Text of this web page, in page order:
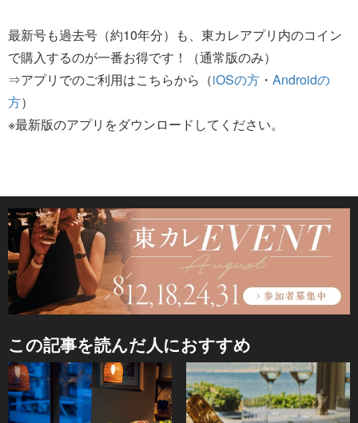
最新号も過去号（約10年分）も、東カレアプリ内のコイン
で購入するのが一番お得です！（通常版のみ）
⇒アプリでのご利用はこちらから（iOSの方 ・ Androidの
方）
※最新版のアプリをダウンロードしてください。
この記事を読んだ人におすすめ